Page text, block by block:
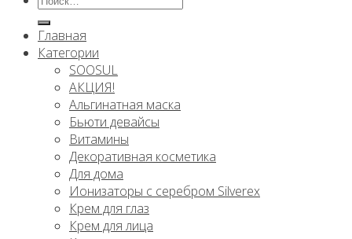
Главная
Категории
SOOSUL
АКЦИЯ!
Альгинатная маска
Бьюти девайсы
Витамины
Декоративная косметика
Для дома
Ионизаторы с серебром Silverex
Крем для глаз
Крем для лица